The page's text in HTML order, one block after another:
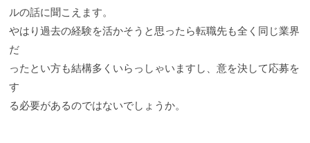
ルの話に聞こえます。
やはり過去の経験を活かそうと思ったら転職先も全く同じ業界
だ
ったとい方も結構多くいらっしゃいますし、意を決して応募を
す
る必要があるのではないでしょうか。